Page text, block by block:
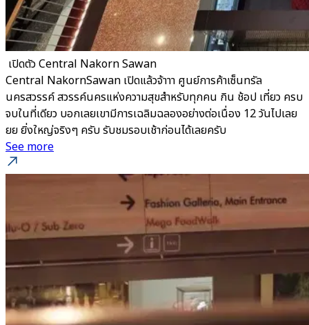
​ เปิดตัว Central Nakorn Sawan
Central NakornSawan เปิดแล้วจ้าาา ศูนย์การค้าเซ็นทรัล
นครสวรรค์ สวรรค์นครแห่งความสุขสำหรับทุกคน กิน ช้อป เที่ยว ครบ
จบในที่เดียว บอกเลยเขามีการเฉลิมฉลองอย่างต่อเนื่อง 12 วันไปเลย
ยย ยิ่งใหญ่จริงๆ ครับ รับชมรอบเช้าก่อนได้เลยครับ
See more